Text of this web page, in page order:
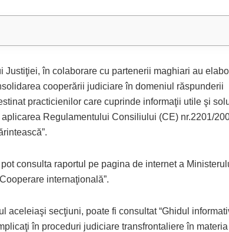
Justiţiei, în colaborare cu partenerii maghiari au
cooperării judiciare în domeniul răspunderii
practicienilor care cuprinde informaţii utile şi
Regulamentului Consiliului (CE) nr.2201/
consulta raportul pe pagina de internet a
internaţională”.
aceleiaşi secţiuni, poate fi consultat “Ghidul
în proceduri judiciare transfrontaliere în materia